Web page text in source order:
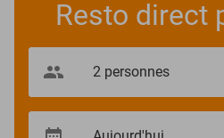
Resto direct